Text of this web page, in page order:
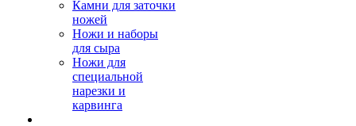
Камни для заточки
ножей
Ножи и наборы
для сыра
Ножи для
специальной
нарезки и
карвинга